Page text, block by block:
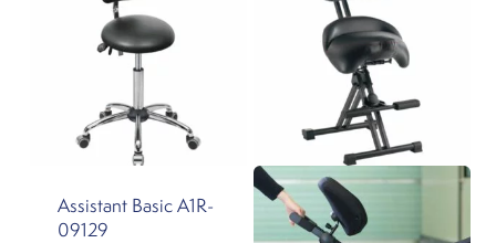
Assistant Basic A1R-
09129